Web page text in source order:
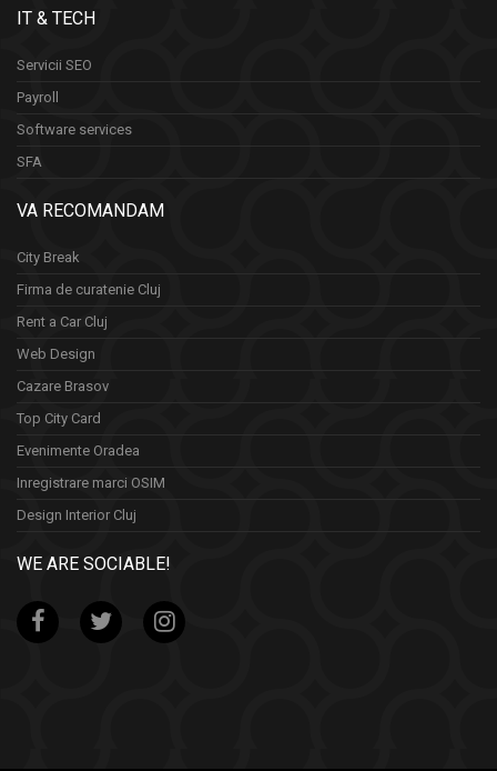
IT & TECH
Servicii SEO
Payroll
Software services
SFA
VA RECOMANDAM
City Break
Firma de curatenie Cluj
Rent a Car Cluj
Web Design
Cazare Brasov
Top City Card
Evenimente Oradea
Inregistrare marci OSIM
Design Interior Cluj
WE ARE SOCIABLE!